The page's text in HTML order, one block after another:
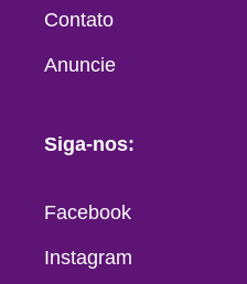
Contato
Anuncie
Siga-nos:
Facebook
Instagram